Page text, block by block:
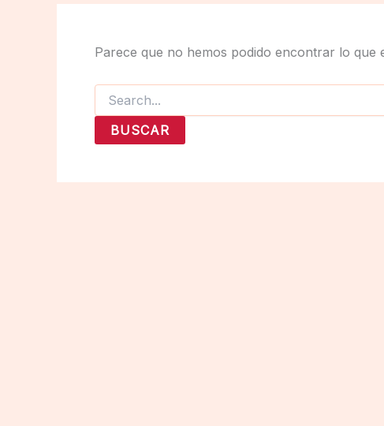
Parece que no hemos podido encontrar lo que
Buscar
por: